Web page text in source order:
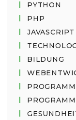
PYTHON
PHP
JAVASCRIPT
BILDUNG